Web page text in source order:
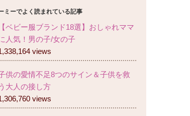
ミーでよく読まれている記事
【ベビー服ブランド18選】おしゃれママ
人気！男の子/女の子
views
供の愛情不足8つのサイン＆子供を救
う大人の接し方
views